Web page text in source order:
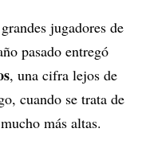
jugadores de
pasado entregó
, una cifra lejos de
cuando se trata de
más altas.